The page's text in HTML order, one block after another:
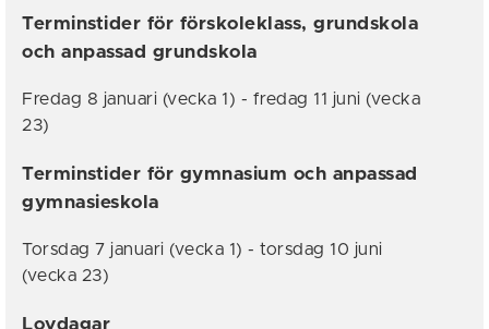
Terminstider för förskoleklass, grundskola
och anpassad grundskola
Fredag 8 januari (vecka 1) - fredag 11 juni (vecka
23)
Terminstider för gymnasium och anpassad
gymnasieskola
Torsdag 7 januari (vecka 1) - torsdag 10 juni
(vecka 23)
Lovdagar